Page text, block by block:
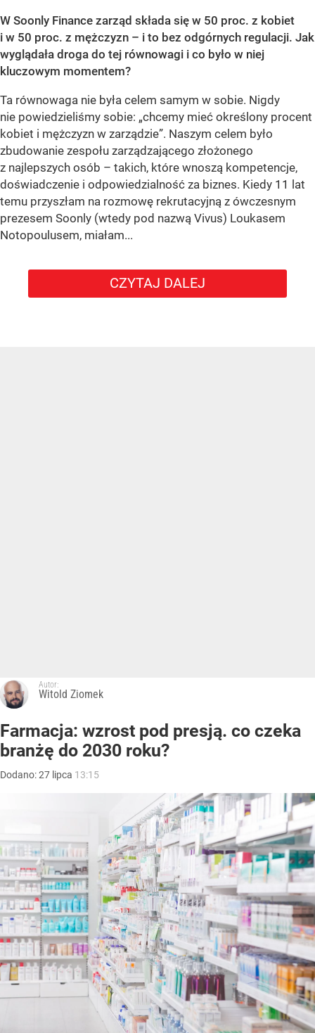
W Soonly Finance zarząd składa się w 50 proc. z kobiet
i w 50 proc. z mężczyzn – i to bez odgórnych regulacji. Jak
wyglądała droga do tej równowagi i co było w niej
kluczowym momentem?
Ta równowaga nie była celem samym w sobie. Nigdy
nie powiedzieliśmy sobie: „chcemy mieć określony procent
kobiet i mężczyzn w zarządzie”. Naszym celem było
zbudowanie zespołu zarządzającego złożonego
z najlepszych osób – takich, które wnoszą kompetencje,
doświadczenie i odpowiedzialność za biznes. Kiedy 11 lat
temu przyszłam na rozmowę rekrutacyjną z ówczesnym
prezesem Soonly (wtedy pod nazwą Vivus) Loukasem
Notopoulusem, miałam...
CZYTAJ DALEJ
Autor:
Witold Ziomek
Farmacja: wzrost pod presją. co czeka
branżę do 2030 roku?
Dodano:27 lipca 13:15